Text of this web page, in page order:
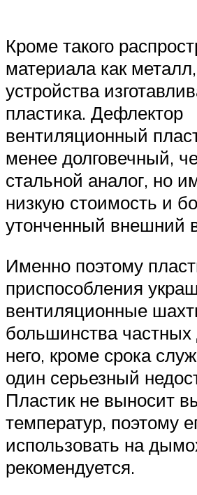
Кроме такого
материала как
устройства
пластика. Дефлектор
вентиляционный
менее долговечный,
стальной аналог, но
низкую стоимость и
утонченный внешний
Именно поэтому
приспособления
вентиляционные
большинства
него, кроме срока
один серьезный
Пластик не выносит
температур, поэтому
использовать на
рекомендуется.